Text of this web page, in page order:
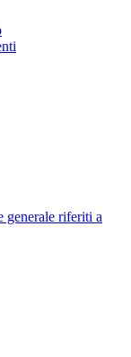
generale riferiti a